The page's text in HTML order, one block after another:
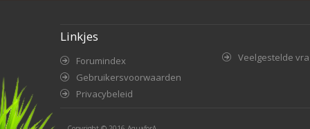
Linkjes
Forumindex
Gebruikersvoorwaarden
Privacybeleid
Veelgestelde